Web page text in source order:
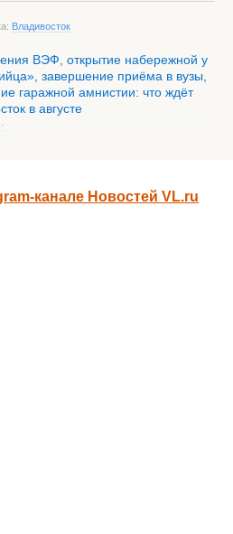
Владивосток
ВЭФ, открытие набережной у
завершение приёма в вузы,
гаражной амнистии: что ждёт
в августе
канале Новостей VL.ru